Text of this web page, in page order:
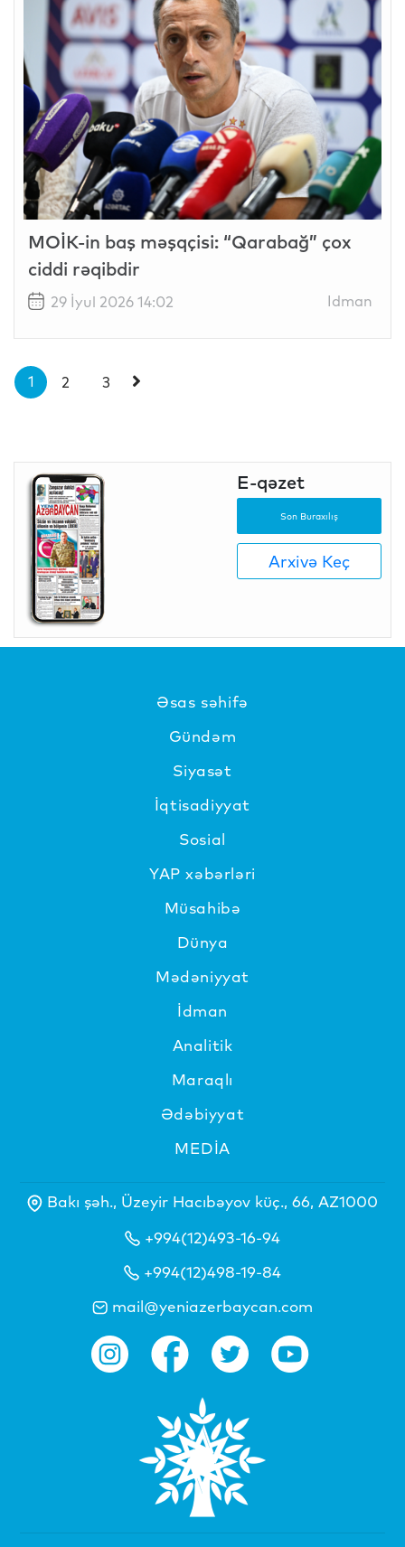
MOİK-in baş məşqçisi: “Qarabağ” çox
ciddi rəqibdir
29 İyul 2026 14:02 Idman
1 2 3
E-qəzet
Son Buraxılış
Arxivə Keç
Əsas səhifə
Gündəm
Siyasət
İqtisadiyyat
Sosial
YAP xəbərləri
Müsahibə
Dünya
Mədəniyyat
İdman
Analitik
Maraqlı
Ədəbiyyat
MEDİA
Bakı şəh., Üzeyir Hacıbəyov küç., 66, AZ1000
+994(12)493-16-94
+994(12)498-19-84
mail@yeniazerbaycan.com